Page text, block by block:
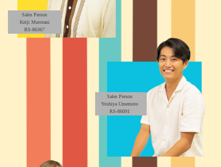
Sales Person
Keiji Murotani
RS-86367
Sales Person
Yoshiya Umemoto
RS-86091